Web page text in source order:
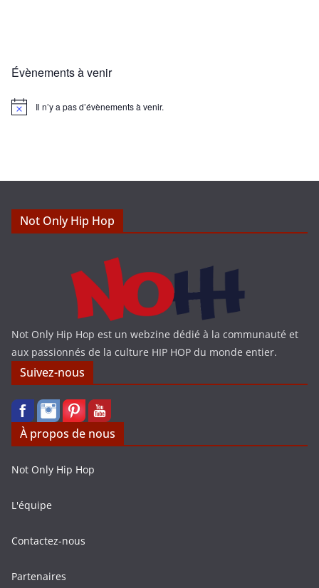
Évènements à venir
N
Il n’y a pas d’évènements à venir.
Not Only Hip Hop
Not Only Hip Hop est un webzine dédié à la communauté et
aux passionnés de la culture HIP HOP du monde entier.
Suivez-nous
À propos de nous
Not Only Hip Hop
L'équipe
Contactez-nous
Partenaires